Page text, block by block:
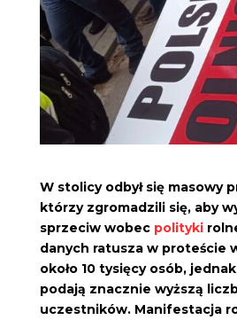
W stolicy odbył się masowy
którzy zgromadzili się, aby
sprzeciw wobec polityki
danych ratusza w proteście
około 10 tysięcy osób,
podają znacznie wyższą
uczestników. Manifestacja